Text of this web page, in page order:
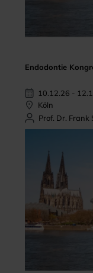
Endodontie
10.12.26 -
Köln
Prof. Dr. Frank